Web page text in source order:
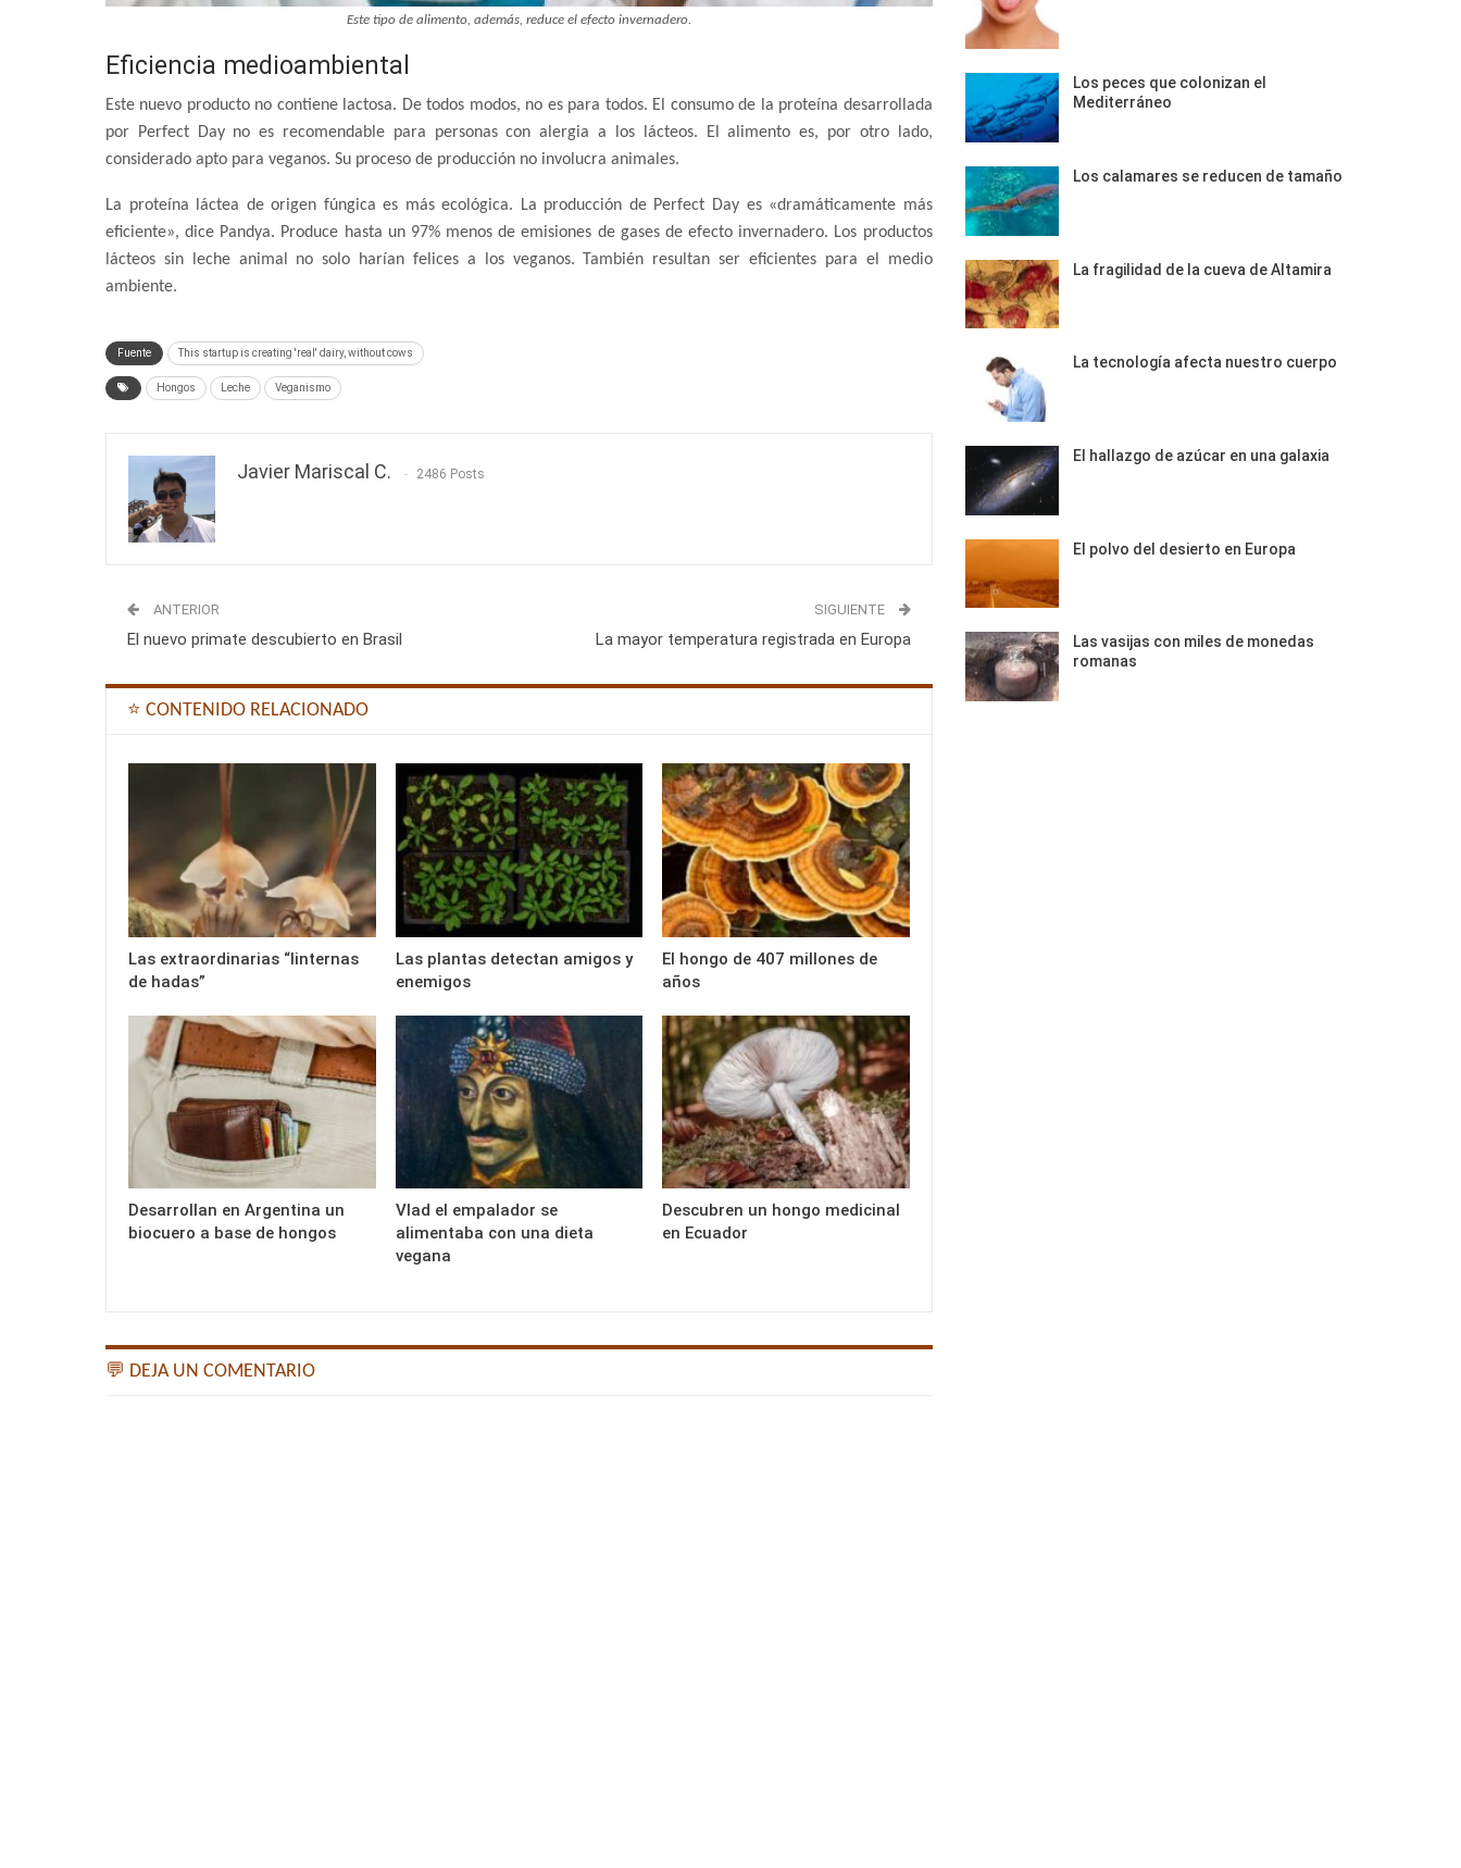
Este tipo de alimento, además, reduce el efecto invernadero.
Eficiencia medioambiental
Este nuevo producto no contiene lactosa. De todos modos, no es para todos. El consumo de la proteína desarrollada
por Perfect Day no es recomendable para personas con alergia a los lácteos. El alimento es, por otro lado,
considerado apto para veganos. Su proceso de producción no involucra animales.
La proteína láctea de origen fúngica es más ecológica. La producción de Perfect Day es «dramáticamente más
eficiente», dice Pandya. Produce hasta un 97% menos de emisiones de gases de efecto invernadero. Los productos
lácteos sin leche animal no solo harían felices a los veganos. También resultan ser eficientes para el medio
ambiente.
Fuente This startup is creating 'real' dairy, without cows
Hongos Leche Veganismo
Javier Mariscal C. 2486 Posts
ANTERIOR
El nuevo primate descubierto en Brasil
SIGUIENTE
La mayor temperatura registrada en Europa
⭐ CONTENIDO RELACIONADO
Las extraordinarias “linternas
de hadas”
Las plantas detectan amigos y
enemigos
El hongo de 407 millones de
años
Desarrollan en Argentina un
biocuero a base de hongos
Vlad el empalador se
alimentaba con una dieta
vegana
Descubren un hongo medicinal
en Ecuador
💬 DEJA UN COMENTARIO
Los peces que colonizan el
Mediterráneo
Los calamares se reducen de tamaño
La fragilidad de la cueva de Altamira
La tecnología afecta nuestro cuerpo
El hallazgo de azúcar en una galaxia
El polvo del desierto en Europa
Las vasijas con miles de monedas
romanas